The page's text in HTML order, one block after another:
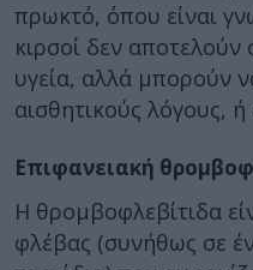
πρωκτό, όπου είναι
κιρσοί δεν
υγεία, αλλά μπορούν
αισθητικούς λόγους,
Επιφανειακή
Η θρομβοφλεβίτιδα
φλέβας (συνήθως σε